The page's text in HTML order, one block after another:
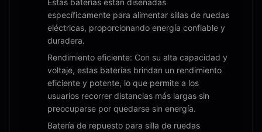
Estas baterías están diseñadas
específicamente para alimentar sillas de ruedas
eléctricas, proporcionando energía confiable y
duradera.
Rendimiento eficiente: Con su alta capacidad y
voltaje, estas baterías brindan un rendimiento
eficiente y potente, lo que permite a los
usuarios recorrer distancias más largas sin
preocuparse por quedarse sin energía.
Batería de repuesto para silla de ruedas